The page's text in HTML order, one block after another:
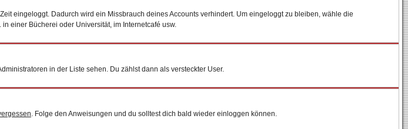
eingeloggt. Dadurch wird ein Missbrauch deines Accounts verhindert. Um eingeloggt zu bleiben, wähle die
einer Bücherei oder Universität, im Internetcafé usw.
in der Liste sehen. Du zählst dann als versteckter User.
. Folge den Anweisungen und du solltest dich bald wieder einloggen können.